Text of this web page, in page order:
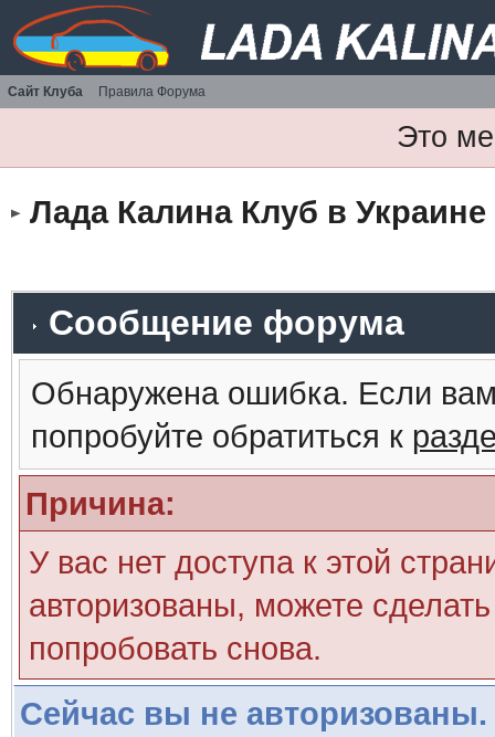
Сайт Клуба Правила Форума
Это
Лада Калина Клуб в Украине
Сообщение форума
Обнаружена ошибка. Если
попробуйте обратиться к
Причина:
У вас нет доступа к этой
авторизованы, можете
попробовать снова.
Сейчас вы не авторизованы.